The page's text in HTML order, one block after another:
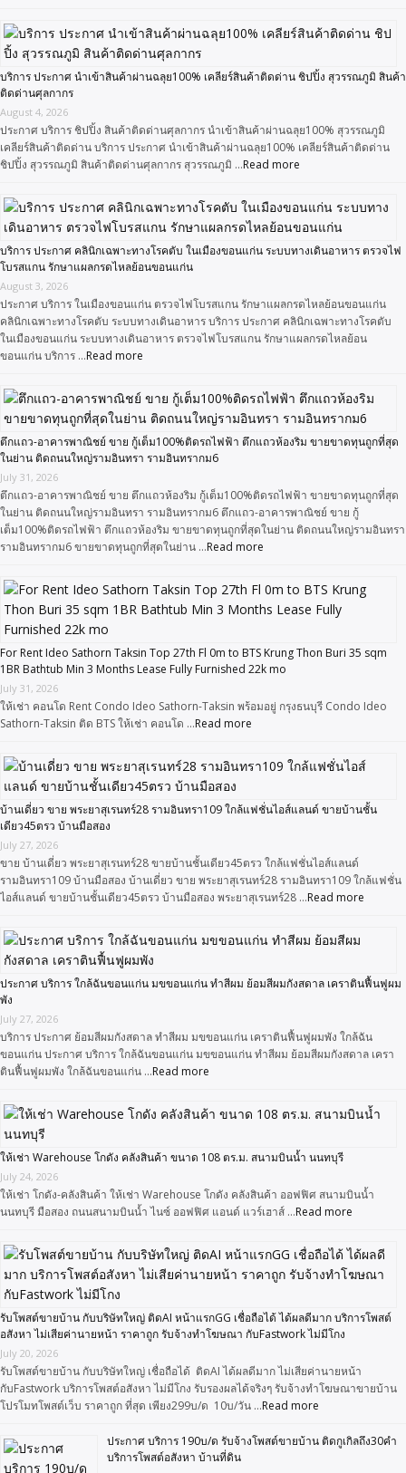
บริการ ประกาศ นำเข้าสินค้าผ่านฉลุย100% เคลียร์สินค้าติดด่าน ชิปปิ้ง สุวรรณภูมิ สินค้า
ติดด่านศุลกากร
August 4, 2026
ประกาศ บริการ ชิปปิ้ง สินค้าติดด่านศุลกากร นำเข้าสินค้าผ่านฉลุย100% สุวรรณภูมิ
เคลียร์สินค้าติดด่าน บริการ ประกาศ นำเข้าสินค้าผ่านฉลุย100% เคลียร์สินค้าติดด่าน
ชิปปิ้ง สุวรรณภูมิ สินค้าติดด่านศุลกากร สุวรรณภูมิ …Read more
บริการ ประกาศ คลินิกเฉพาะทางโรคตับ ในเมืองขอนแก่น ระบบทางเดินอาหาร ตรวจไฟ
โบรสแกน รักษาแผลกรดไหลย้อนขอนแก่น
August 3, 2026
ประกาศ บริการ ในเมืองขอนแก่น ตรวจไฟโบรสแกน รักษาแผลกรดไหลย้อนขอนแก่น
คลินิกเฉพาะทางโรคตับ ระบบทางเดินอาหาร บริการ ประกาศ คลินิกเฉพาะทางโรคตับ
ในเมืองขอนแก่น ระบบทางเดินอาหาร ตรวจไฟโบรสแกน รักษาแผลกรดไหลย้อน
ขอนแก่น บริการ …Read more
ตึกแถว-อาคารพาณิชย์ ขาย กู้เต็ม100%ติดรถไฟฟ้า ตึกแถวห้องริม ขายขาดทุนถูกที่สุด
ในย่าน ติดถนนใหญ่รามอินทรา รามอินทรากม6
July 31, 2026
ตึกแถว-อาคารพาณิชย์ ขาย ตึกแถวห้องริม กู้เต็ม100%ติดรถไฟฟ้า ขายขาดทุนถูกที่สุด
ในย่าน ติดถนนใหญ่รามอินทรา รามอินทรากม6 ตึกแถว-อาคารพาณิชย์ ขาย กู้
เต็ม100%ติดรถไฟฟ้า ตึกแถวห้องริม ขายขาดทุนถูกที่สุดในย่าน ติดถนนใหญ่รามอินทรา
รามอินทรากม6 ขายขาดทุนถูกที่สุดในย่าน …Read more
For Rent Ideo Sathorn Taksin Top 27th Fl 0m to BTS Krung Thon Buri 35 sqm
1BR Bathtub Min 3 Months Lease Fully Furnished 22k mo
July 31, 2026
ให้เช่า คอนโด Rent Condo Ideo Sathorn-Taksin พร้อมอยู่ กรุงธนบุรี Condo Ideo
Sathorn-Taksin ติด BTS ให้เช่า คอนโด …Read more
บ้านเดี่ยว ขาย พระยาสุเรนทร์28 รามอินทรา109 ใกล้แฟชั่นไอส์แลนด์ ขายบ้านชั้น
เดียว45ตรว บ้านมือสอง
July 27, 2026
ขาย บ้านเดี่ยว พระยาสุเรนทร์28 ขายบ้านชั้นเดียว45ตรว ใกล้แฟชั่นไอส์แลนด์
รามอินทรา109 บ้านมือสอง บ้านเดี่ยว ขาย พระยาสุเรนทร์28 รามอินทรา109 ใกล้แฟชั่น
ไอส์แลนด์ ขายบ้านชั้นเดียว45ตรว บ้านมือสอง พระยาสุเรนทร์28 …Read more
ประกาศ บริการ ใกล้ฉันขอนแก่น มขขอนแก่น ทำสีผม ย้อมสีผมกังสดาล เคราตินฟื้นฟูผม
พัง
July 27, 2026
บริการ ประกาศ ย้อมสีผมกังสดาล ทำสีผม มขขอนแก่น เคราตินฟื้นฟูผมพัง ใกล้ฉัน
ขอนแก่น ประกาศ บริการ ใกล้ฉันขอนแก่น มขขอนแก่น ทำสีผม ย้อมสีผมกังสดาล เครา
ตินฟื้นฟูผมพัง ใกล้ฉันขอนแก่น …Read more
ให้เช่า Warehouse โกดัง คลังสินค้า ขนาด 108 ตร.ม. สนามบินน้ำ นนทบุรี
July 24, 2026
ให้เช่า โกดัง-คลังสินค้า ให้เช่า Warehouse โกดัง คลังสินค้า ออฟฟิศ สนามบินน้ำ
นนทบุรี มือสอง ถนนสนามบินน้ำ ไนซ์ ออฟฟิศ แอนด์ แวร์เฮาส์ …Read more
รับโพสต์ขายบ้าน กับบริษัทใหญ่ ติดAI หน้าแรกGG เชื่อถือได้ ได้ผลดีมาก บริการโพสต์
อสังหา ไม่เสียค่านายหน้า ราคาถูก รับจ้างทำโฆษณา กับFastwork ไม่มีโกง
July 20, 2026
รับโพสต์ขายบ้าน กับบริษัทใหญ่ เชื่อถือได้ ติดAI ได้ผลดีมาก ไม่เสียค่านายหน้า
กับFastwork บริการโพสต์อสังหา ไม่มีโกง รับรองผลได้จริงๆ รับจ้างทำโฆษณาขายบ้าน
โปรโมทโพสต์เว็บ ราคาถูก ที่สุด เพียง299บ/ด 10บ/วัน …Read more
ประกาศ บริการ 190บ/ด รับจ้างโพสต์ขายบ้าน ติดกูเกิลถึง30คำ
บริการโพสต์อสังหา บ้านที่ดิน